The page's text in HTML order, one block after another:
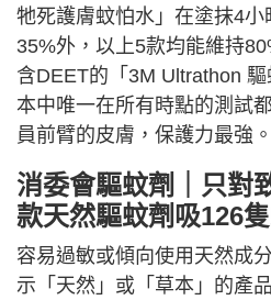
牠死護膚蚊怕水」在塗抹4
35%外，以上5款均能維持
含DEET的「3M Ultrathon
本中唯一在所有時點的測試
員前臂的皮膚，保護力最強。
消委會驅蚊劑｜只對
款天然驅蚊劑吸126
容易過敏或傾向使用天然成
示「天然」或「草本」的產